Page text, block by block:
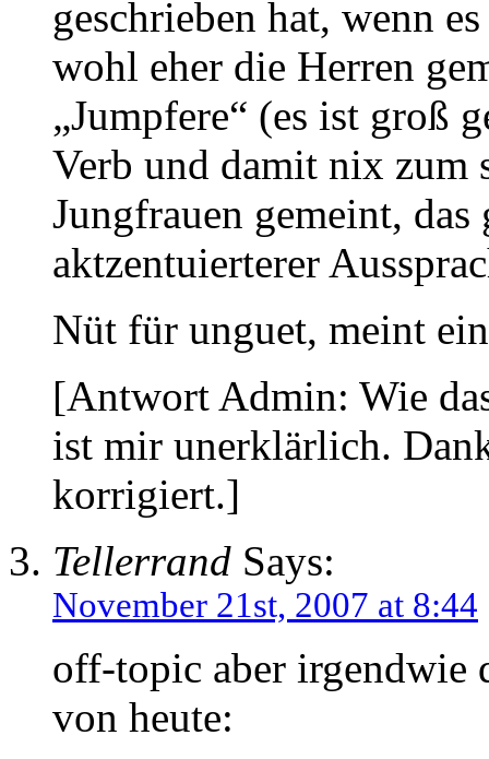
geschrieben hat, wenn
wohl eher die Herren
„Jumpfere“ (es ist groß
Verb und damit nix zum
Jungfrauen gemeint,
aktzentuierterer
Nüt für unguet, meint
[Antwort Admin: Wie
ist mir unerklärlich.
korrigiert.]
Tellerrand Says:
November 21st, 2007 at 8:44
off-topic aber irgendwie
von heute: